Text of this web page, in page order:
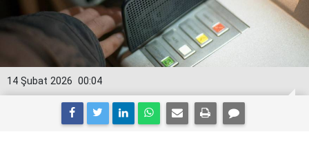
00:04
14 Şubat 2026